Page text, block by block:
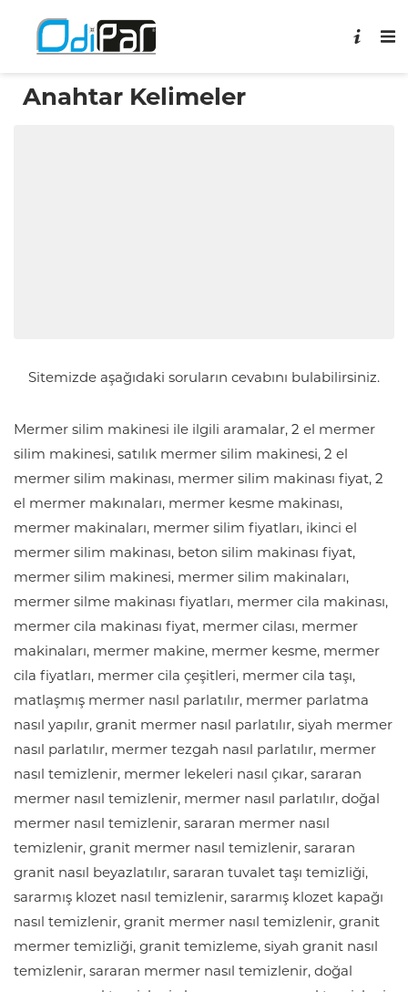
Anahtar Kelimeler
Sitemizde aşağıdaki soruların cevabını bulabilirsiniz.
Mermer silim makinesi ile ilgili aramalar, 2 el mermer
silim makinesi, satılık mermer silim makinesi, 2 el
mermer silim makinası, mermer silim makinası fiyat, 2
el mermer makınaları, mermer kesme makinası,
mermer makinaları, mermer silim fiyatları, ikinci el
mermer silim makinası, beton silim makinası fiyat,
mermer silim makinesi, mermer silim makinaları,
mermer silme makinası fiyatları, mermer cila makinası,
mermer cila makinası fiyat, mermer cilası, mermer
makinaları, mermer makine, mermer kesme, mermer
cila fiyatları, mermer cila çeşitleri, mermer cila taşı,
matlaşmış mermer nasıl parlatılır, mermer parlatma
nasıl yapılır, granit mermer nasıl parlatılır, siyah mermer
nasıl parlatılır, mermer tezgah nasıl parlatılır, mermer
nasıl temizlenir, mermer lekeleri nasıl çıkar, sararan
mermer nasıl temizlenir, mermer nasıl parlatılır, doğal
mermer nasıl temizlenir, sararan mermer nasıl
temizlenir, granit mermer nasıl temizlenir, sararan
granit nasıl beyazlatılır, sararan tuvalet taşı temizliği,
sararmış klozet nasıl temizlenir, sararmış klozet kapağı
nasıl temizlenir, granit mermer nasıl temizlenir, granit
mermer temizliği, granit temizleme, siyah granit nasıl
temizlenir, sararan mermer nasıl temizlenir, doğal